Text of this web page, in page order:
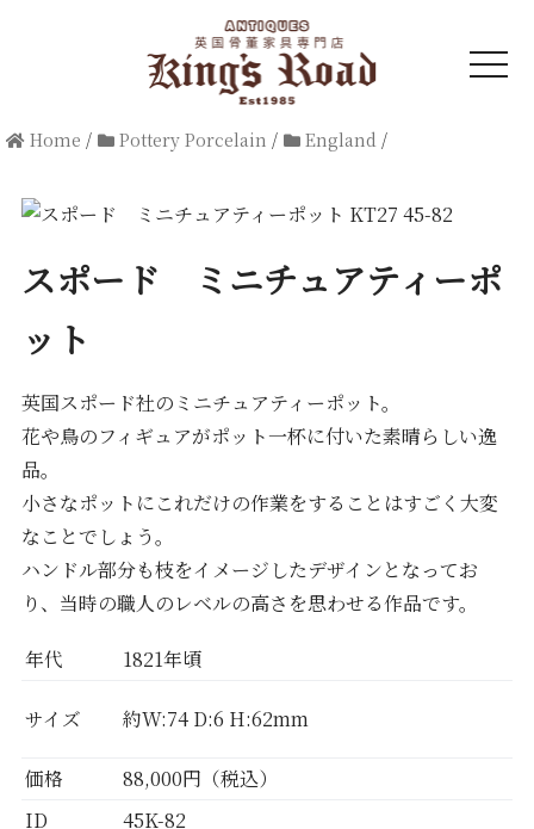
t
o
t
Home / Pottery Porcelain / England /
スポード ミニチュアティーポ
ット
英国スポード社のミニチュアティーポット。
花や鳥のフィギュアがポット一杯に付いた素晴らしい逸
品。
小さなポットにこれだけの作業をすることはすごく大変
なことでしょう。
ハンドル部分も枝をイメージしたデザインとなってお
り、当時の職人のレベルの高さを思わせる作品です。
年代 1821年頃
サイズ 約W:74 D:6 H:62mm
価格
88,000円（税込）
ID
45K-82